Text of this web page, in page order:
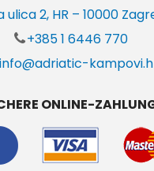
2, HR – 10000
+385 1 6446 770
info@adriatic-
ONLINE-